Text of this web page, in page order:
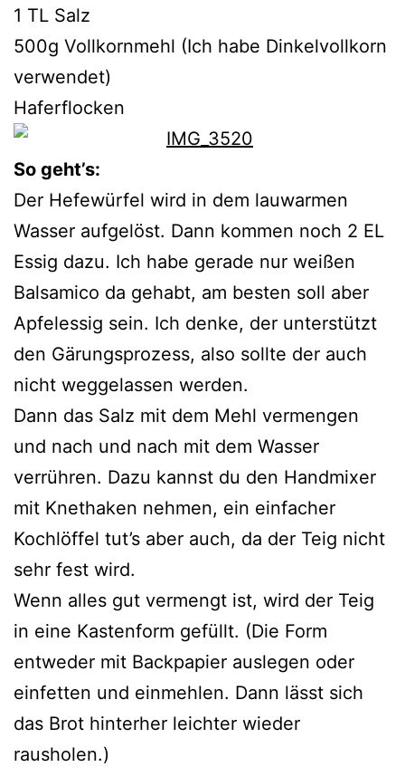
1 TL Salz
500g Vollkornmehl (Ich habe Dinkelvollkorn
verwendet)
Haferflocken
So geht’s:
Der Hefewürfel wird in dem lauwarmen
Wasser aufgelöst. Dann kommen noch 2 EL
Essig dazu. Ich habe gerade nur weißen
Balsamico da gehabt, am besten soll aber
Apfelessig sein. Ich denke, der unterstützt
den Gärungsprozess, also sollte der auch
nicht weggelassen werden.
Dann das Salz mit dem Mehl vermengen
und nach und nach mit dem Wasser
verrühren. Dazu kannst du den Handmixer
mit Knethaken nehmen, ein einfacher
Kochlöffel tut’s aber auch, da der Teig nicht
sehr fest wird.
Wenn alles gut vermengt ist, wird der Teig
in eine Kastenform gefüllt. (Die Form
entweder mit Backpapier auslegen oder
einfetten und einmehlen. Dann lässt sich
das Brot hinterher leichter wieder
rausholen.)